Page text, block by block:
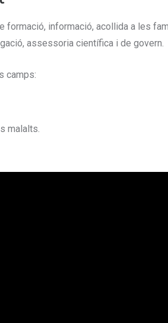
formació, informació, acollida a les
assessoria científica i de govern.
camps:
malalts.